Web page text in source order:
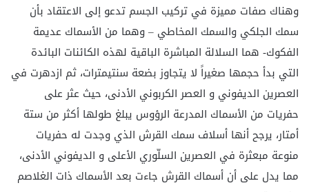
وهناك صفات مميزة في تركيب الجسم تدعو إلى الاعتقاد بأن
سمك الجلكي والسمك المخاطي – وهما من الأسماك عديمة
الفكوك- هما السلالة المباشرة الباقية لهذه الكائنات البائدة
التي بدأ حجمها صغيراً لا يتجاوز بضعة سنتيمترات، ثم ازدهرت في
العصرين الديفوني و العصر الكربوني الأدنى، حيث عثر على
حفريات من الأسماك المدرعة الرؤوس يبلغ طولها أكثر من ستة
أمتار، يرجح أنها أسلاف سمك القرش الذي وجدت له حفريات
منوعة مبعثرة في العصرين السلّوري الأعلى و الديفوني الأدنى،
مما يدل على أن أسماك القرش جاءت بعد الأسماك ذات الغلاصم